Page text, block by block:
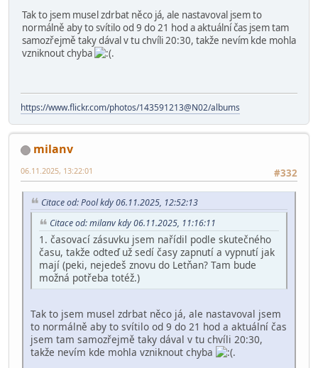
Tak to jsem musel zdrbat něco já, ale nastavoval jsem to
normálně aby to svítilo od 9 do 21 hod a aktuální čas jsem tam
samozřejmě taky dával v tu chvíli 20:30, takže nevím kde mohla
vzniknout chyba
.
https://www.flickr.com/photos/143591213@N02/albums
milanv
#332
06.11.2025, 13:22:01
Citace od: Pool kdy 06.11.2025, 12:52:13
Citace od: milanv kdy 06.11.2025, 11:16:11
1. časovací zásuvku jsem nařídil podle skutečného
času, takže odteď už sedí časy zapnutí a vypnutí jak
mají (peki, nejedeš znovu do Letňan? Tam bude
možná potřeba totéž.)
Tak to jsem musel zdrbat něco já, ale nastavoval jsem
to normálně aby to svítilo od 9 do 21 hod a aktuální čas
jsem tam samozřejmě taky dával v tu chvíli 20:30,
takže nevím kde mohla vzniknout chyba
.